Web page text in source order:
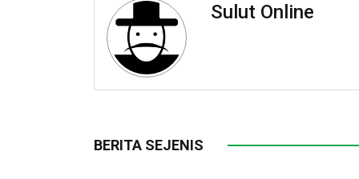
Sulut Online
BERITA SEJENIS